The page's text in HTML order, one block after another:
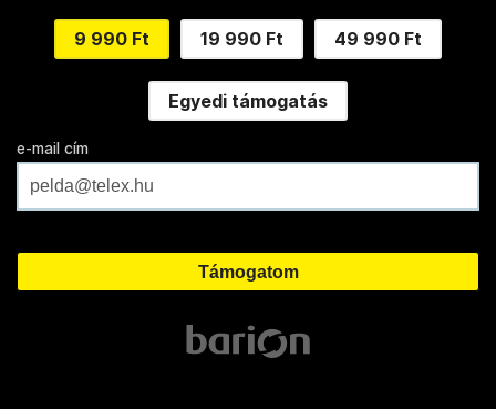
9 990 Ft 19 990 Ft 49 990 Ft
Egyedi támogatás
e-mail cím